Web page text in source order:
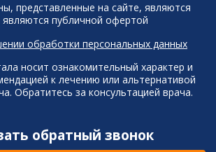
представленные на сайте, являются
публичной офертой
обработки персональных данных
носит ознакомительный характер и
к лечению или альтернативой
Обратитесь за консультацией врача.
обратный звонок